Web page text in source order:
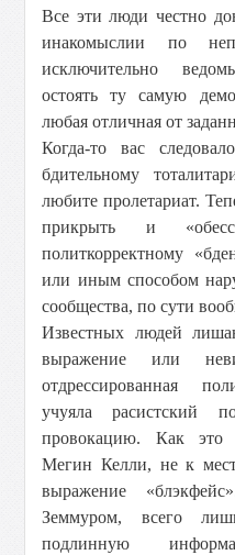
Все эти люди честно
инакомыслии по
исключительно
остоять ту самую
любая отличная от
Когда-то вас
бдительному
любите пролетариат.
прикрыть и
политкорректному
или иным способом
сообщества, по сути
Известных людей
выражение или
отдрессированная
учуяла расистский
провокацию. Как это
Мегин Келли, не к
выражение
Земмуром, всего
подлинную